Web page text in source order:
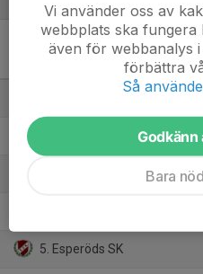
Division 6 Herr Mellersta
5. Esperöds SK
Vi använder oss av
webbplats ska fungera
även för webbanalys
förbättra
Så
Godkänn
Bara